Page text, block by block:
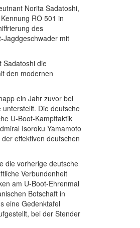
Norita Sadatoshi,
RO 501 in
des
Jagdgeschwader mit
Sadatoshi die
den modernen
ein Jahr zuvor bei
Die deutsche
U-Boot-Kampftaktik
Isoroku Yamamoto
effektiven deutschen
die vorherige deutsche
Verbundenheit
am U-Boot-Ehrenmal
Botschaft in
eine Gedenktafel
bei der Stender